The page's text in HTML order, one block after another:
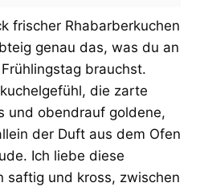
frischer Rhabarberkuchen
genau das, was du an
brauchst.
die zarte
und obendrauf goldene,
der Duft aus dem Ofen
Ich liebe diese
saftig und kross, zwischen